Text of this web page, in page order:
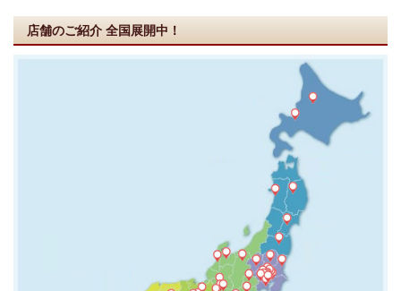
店舗のご紹介 全国展開中！